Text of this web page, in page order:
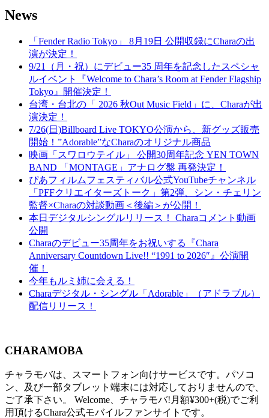
News
「Fender Radio Tokyo」 8月19日 公開収録にCharaの出
演が決定！
9/21（月・祝）にデビュー35 周年を記念したスペシャ
ルイベント『Welcome to Chara’s Room at Fender Flagship
Tokyo』開催決定！
台湾・台北の「 2026 秋Out Music Field」に、Charaが出
演決定！
7/26(日)Billboard Live TOKYO公演から、新グッズ販売
開始！”Adorable”なCharaのオリジナル商品
映画「スワロウテイル」 公開30周年記念 YEN TOWN
BAND 「MONTAGE」アナログ盤 再発決定！
ぴあフィルムフェスティバル公式YouTubeチャンネル
「PFFクリエイターズトーク」第2弾、シン・チェリン
監督×Charaの対談動画＜後編＞が公開！
本日デジタルシングルリリース！ Charaコメント動画
公開
Charaのデビュー35周年をお祝いする『Chara
Anniversary Countdown Live!! “1991 to 2026″』公演開
催！
今年もルミ姉に会える！
Charaデジタル・シングル「Adorable」（アドラブル）
配信リリース！
CHARAMOBA
チャラモバは、スマートフォン向けサービスです。パソコ
ン、及び一部タブレット端末には対応しておりませんので、
ご了承下さい。 Welcome、チャラモバ!月額¥300+(税)でご利
用頂けるChara公式モバイルファンサイトです。